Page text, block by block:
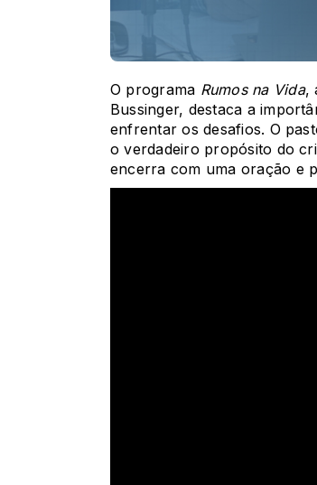
O programa Rumos na Vida,
Bussinger, destaca a
enfrentar os desafios. O
o verdadeiro propósito do
encerra com uma oração e